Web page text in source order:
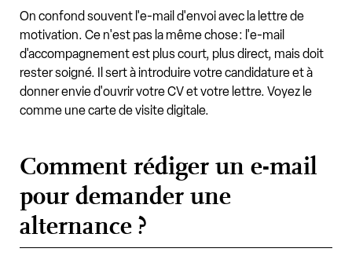
On confond souvent l'e-mail d'envoi avec la lettre de
motivation. Ce n'est pas la même chose : l'e-mail
d'accompagnement est plus court, plus direct, mais doit
rester soigné. Il sert à introduire votre candidature et à
donner envie d'ouvrir votre CV et votre lettre. Voyez le
comme une carte de visite digitale.
Comment rédiger un e-mail
pour demander une
alternance ?